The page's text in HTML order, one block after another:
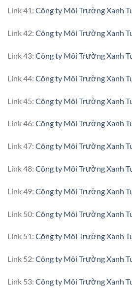
Link 41: Công ty Môi Trường Xanh
Link 42: Công ty Môi Trường Xanh
Link 43: Công ty Môi Trường Xanh
Link 44: Công ty Môi Trường Xanh
Link 45: Công ty Môi Trường Xanh
Link 46: Công ty Môi Trường Xanh
Link 47: Công ty Môi Trường Xanh
Link 48: Công ty Môi Trường Xanh
Link 49: Công ty Môi Trường Xanh
Link 50: Công ty Môi Trường Xanh
Link 51: Công ty Môi Trường Xanh
Link 52: Công ty Môi Trường Xanh
Link 53: Công ty Môi Trường Xanh